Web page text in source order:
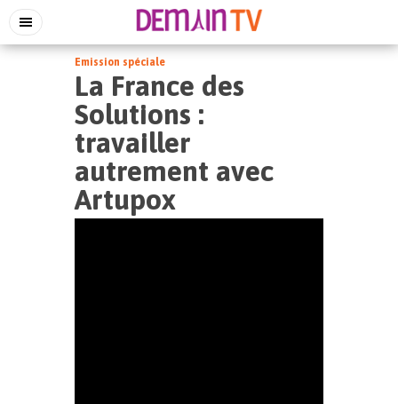
Emission spéciale
La France des
Solutions :
travailler
autrement avec
Artupox